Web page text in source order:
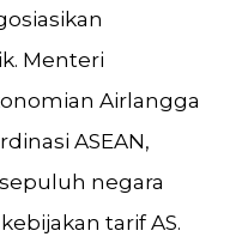
Menteri
Airlangga
ASEAN,
negara
tarif AS.